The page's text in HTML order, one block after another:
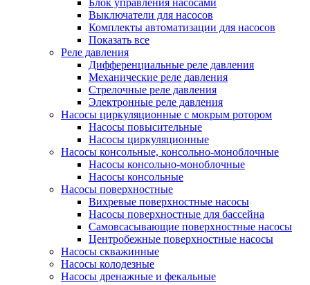
Блок управления насосами
Выключатели для насосов
Комплекты автоматизации для насосов
Показать все
Реле давления
Дифференциальные реле давления
Механические реле давления
Стрелочные реле давления
Электронные реле давления
Насосы циркуляционные с мокрым ротором
Насосы повысительные
Насосы циркуляционные
Насосы консольные, консольно-моноблочные
Насосы консольно-моноблочные
Насосы консольные
Насосы поверхностные
Вихревые поверхностные насосы
Насосы поверхностные для бассейна
Самовсасывающие поверхностные насосы
Центробежные поверхностные насосы
Насосы скважинные
Насосы колодезные
Насосы дренажные и фекальные